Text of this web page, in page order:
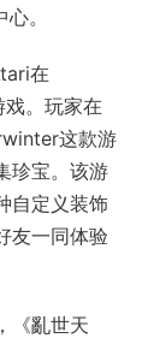
。
在
。玩家在
这款游
珍宝。该游
自定义装饰
友一同体验
《亂世天